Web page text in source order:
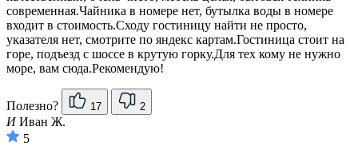
современная.Чайника в номере нет, бутылка воды в номере
входит в стоимость.Сходу гостиницу найти не просто,
указателя нет, смотрите по яндекс картам.Гостиница стоит на
горе, подъезд с шоссе в крутую горку.Для тех кому не нужно
море, вам сюда.Рекомендую!
Полезно? 17 2
ИИван Ж.
5